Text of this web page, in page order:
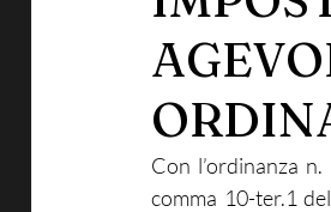
Con l’ordinanza
comma 10-ter.1